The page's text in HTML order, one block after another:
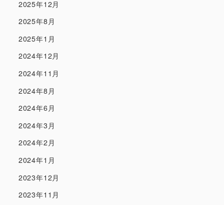
2025年12月
2025年8月
2025年1月
2024年12月
2024年11月
2024年8月
2024年6月
2024年3月
2024年2月
2024年1月
2023年12月
2023年11月